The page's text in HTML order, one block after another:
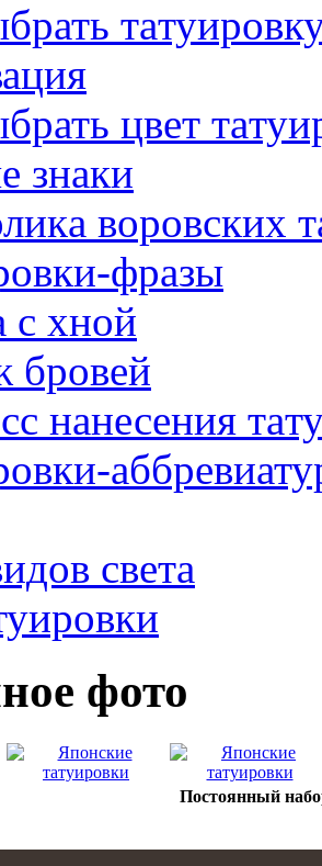
цвет
знаки
воровских
фразы
с хнoй
бровей
нанесения
светa
фото
Постоянный